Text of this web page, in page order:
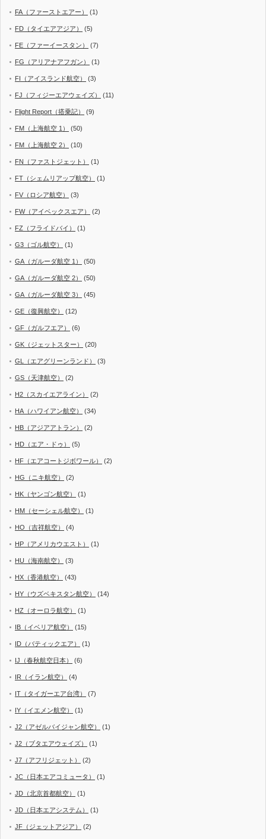
FA（ファーストエアー） (1)
FD（タイエアアジア） (5)
FE（ファーイースタン） (7)
FG（アリアナアフガン） (1)
FI（アイスランド航空） (3)
FJ（フィジーエアウェイズ） (11)
Flight Report（搭乗記） (9)
FM（上海航空 1） (50)
FM（上海航空 2） (10)
FN（ファストジェット） (1)
FT（シェムリアップ航空） (1)
FV（ロシア航空） (3)
FW（アイベックスエア） (2)
FZ（フライドバイ） (1)
G3（ゴル航空） (1)
GA（ガルーダ航空 1） (50)
GA（ガルーダ航空 2） (50)
GA（ガルーダ航空 3） (45)
GE（復興航空） (12)
GF（ガルフエア） (6)
GK（ジェットスター） (20)
GL（エアグリーンランド） (3)
GS（天津航空） (2)
H2（スカイエアライン） (2)
HA（ハワイアン航空） (34)
HB（アジアアトラン） (2)
HD（エア・ドゥ） (5)
HF（エアコートジボワール） (2)
HG（ニキ航空） (2)
HK（ヤンゴン航空） (1)
HM（セーシェル航空） (1)
HO（吉祥航空） (4)
HP（アメリカウエスト） (1)
HU（海南航空） (3)
HX（香港航空） (43)
HY（ウズベキスタン航空） (14)
HZ（オーロラ航空） (1)
IB（イベリア航空） (15)
ID（バティックエア） (1)
IJ（春秋航空日本） (6)
IR（イラン航空） (4)
IT（タイガーエア台湾） (7)
IY（イエメン航空） (1)
J2（アゼルバイジャン航空） (1)
J2（ブタエアウェイズ） (1)
J7（アフリジェット） (2)
JC（日本エアコミュータ） (1)
JD（北京首都航空） (1)
JD（日本エアシステム） (1)
JF（ジェットアジア） (2)